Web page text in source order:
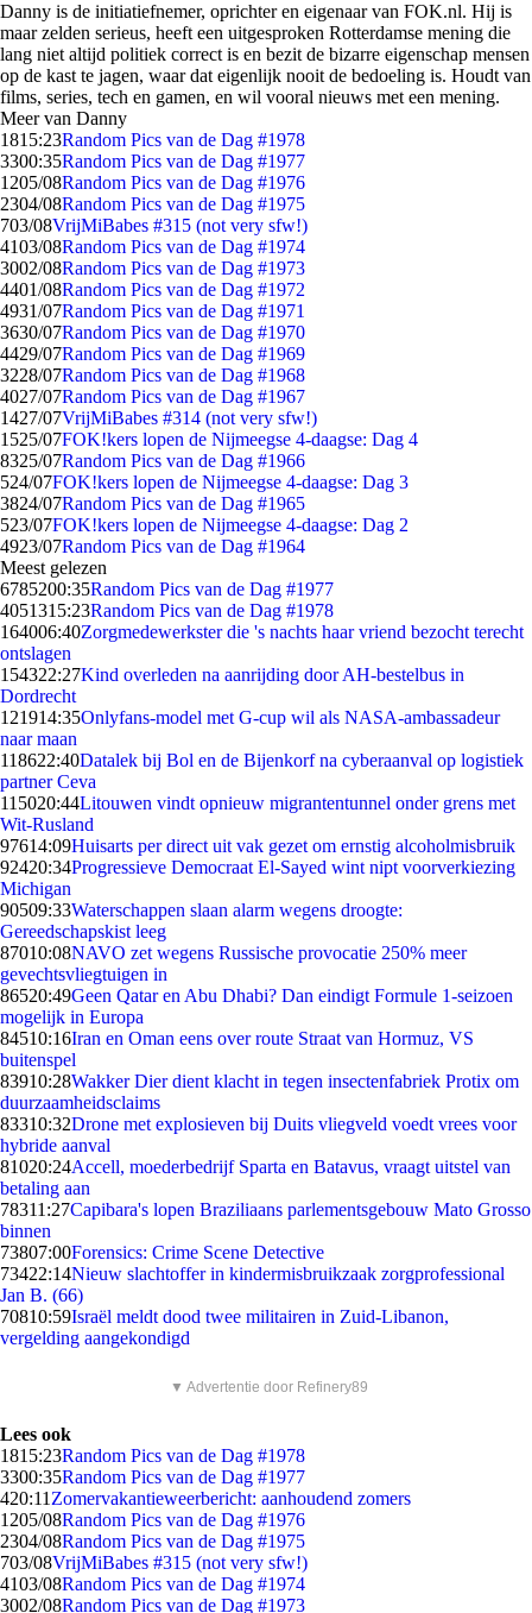
Danny is de initiatiefnemer, oprichter en eigenaar van FOK.nl. Hij is
maar zelden serieus, heeft een uitgesproken Rotterdamse mening die
lang niet altijd politiek correct is en bezit de bizarre eigenschap mensen
op de kast te jagen, waar dat eigenlijk nooit de bedoeling is. Houdt van
films, series, tech en gamen, en wil vooral nieuws met een mening.
Meer van Danny
1815:23Random Pics van de Dag #1978
3300:35Random Pics van de Dag #1977
1205/08Random Pics van de Dag #1976
2304/08Random Pics van de Dag #1975
703/08VrijMiBabes #315 (not very sfw!)
4103/08Random Pics van de Dag #1974
3002/08Random Pics van de Dag #1973
4401/08Random Pics van de Dag #1972
4931/07Random Pics van de Dag #1971
3630/07Random Pics van de Dag #1970
4429/07Random Pics van de Dag #1969
3228/07Random Pics van de Dag #1968
4027/07Random Pics van de Dag #1967
1427/07VrijMiBabes #314 (not very sfw!)
1525/07FOK!kers lopen de Nijmeegse 4-daagse: Dag 4
8325/07Random Pics van de Dag #1966
524/07FOK!kers lopen de Nijmeegse 4-daagse: Dag 3
3824/07Random Pics van de Dag #1965
523/07FOK!kers lopen de Nijmeegse 4-daagse: Dag 2
4923/07Random Pics van de Dag #1964
Meest gelezen
6785200:35Random Pics van de Dag #1977
4051315:23Random Pics van de Dag #1978
164006:40Zorgmedewerkster die 's nachts haar vriend bezocht terecht
ontslagen
154322:27Kind overleden na aanrijding door AH-bestelbus in
Dordrecht
121914:35Onlyfans-model met G-cup wil als NASA-ambassadeur
naar maan
118622:40Datalek bij Bol en de Bijenkorf na cyberaanval op logistiek
partner Ceva
115020:44Litouwen vindt opnieuw migrantentunnel onder grens met
Wit-Rusland
97614:09Huisarts per direct uit vak gezet om ernstig alcoholmisbruik
92420:34Progressieve Democraat El-Sayed wint nipt voorverkiezing
Michigan
90509:33Waterschappen slaan alarm wegens droogte:
Gereedschapskist leeg
87010:08NAVO zet wegens Russische provocatie 250% meer
gevechtsvliegtuigen in
86520:49Geen Qatar en Abu Dhabi? Dan eindigt Formule 1-seizoen
mogelijk in Europa
84510:16Iran en Oman eens over route Straat van Hormuz, VS
buitenspel
83910:28Wakker Dier dient klacht in tegen insectenfabriek Protix om
duurzaamheidsclaims
83310:32Drone met explosieven bij Duits vliegveld voedt vrees voor
hybride aanval
81020:24Accell, moederbedrijf Sparta en Batavus, vraagt uitstel van
betaling aan
78311:27Capibara's lopen Braziliaans parlementsgebouw Mato Grosso
binnen
73807:00Forensics: Crime Scene Detective
73422:14Nieuw slachtoffer in kindermisbruikzaak zorgprofessional
Jan B. (66)
70810:59Israël meldt dood twee militairen in Zuid-Libanon,
vergelding aangekondigd
▼ Advertentie door Refinery89
Lees ook
1815:23Random Pics van de Dag #1978
3300:35Random Pics van de Dag #1977
420:11 Zomervakantieweerbericht: aanhoudend zomers
1205/08Random Pics van de Dag #1976
2304/08Random Pics van de Dag #1975
703/08VrijMiBabes #315 (not very sfw!)
4103/08Random Pics van de Dag #1974
3002/08Random Pics van de Dag #1973